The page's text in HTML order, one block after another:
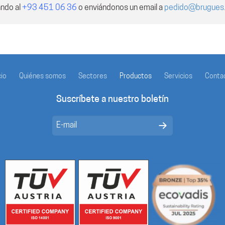
al +93 451 06 36 o enviándonos un email a
Quiénes somos Sectores Productos Servicios
Suscríbete a nuestro boletín